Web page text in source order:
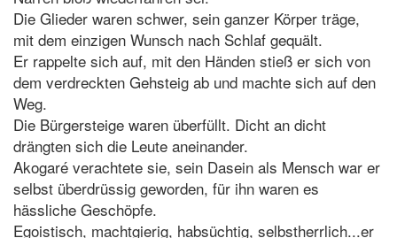
Die Glieder waren schwer, sein ganzer Körper träge,
mit dem einzigen Wunsch nach Schlaf gequält.
Er rappelte sich auf, mit den Händen stieß er sich von
dem verdreckten Gehsteig ab und machte sich auf den
Weg.
Die Bürgersteige waren überfüllt. Dicht an dicht
drängten sich die Leute aneinander.
Akogaré verachtete sie, sein Dasein als Mensch war er
selbst überdrüssig geworden, für ihn waren es
hässliche Geschöpfe.
Egoistisch, machtgierig, habsüchtig, selbstherrlich...er